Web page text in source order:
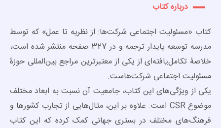
درباره کتاب
کتاب «مسئولیت اجتماعی شرکت‌ها: از نظریه تا عمل» که توسط
مدرسه توسعه پایدار ترجمه و در 327 صفحه منتشر شده است،
خلاصۀ تکامل‌یافته‌ای از یکی از معتبرترین مراجع بین‌المللی حوزۀ
مسئولیت اجتماعی شرکت‌هاست.
یکی از ویژگی‌های این کتاب، جامعیت آن نسبت به ابعاد مختلف
موضوع CSR است. علاوه بر این، مثال‌هایی از تجارب کشورها و
فرهنگ‌های مختلف در بستری جهانی کمک کرده که این کتاب